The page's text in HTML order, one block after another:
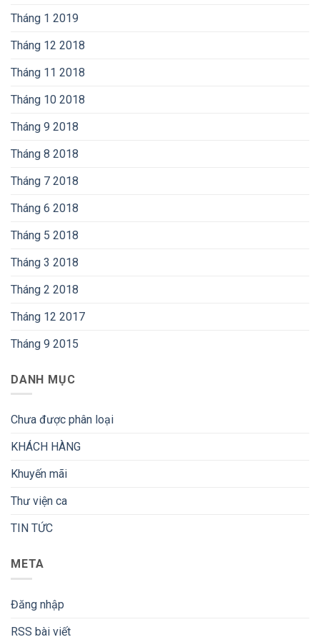
Tháng 1 2019
Tháng 12 2018
Tháng 11 2018
Tháng 10 2018
Tháng 9 2018
Tháng 8 2018
Tháng 7 2018
Tháng 6 2018
Tháng 5 2018
Tháng 3 2018
Tháng 2 2018
Tháng 12 2017
Tháng 9 2015
DANH MỤC
Chưa được phân loại
KHÁCH HÀNG
Khuyến mãi
Thư viện ca
TIN TỨC
META
Đăng nhập
RSS bài viết